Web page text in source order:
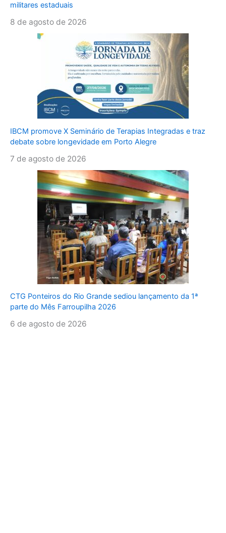
militares estaduais
8 de agosto de 2026
IBCM promove X Seminário de Terapias Integradas e traz
debate sobre longevidade em Porto Alegre
7 de agosto de 2026
CTG Ponteiros do Rio Grande sediou lançamento da 1ª
parte do Mês Farroupilha 2026
6 de agosto de 2026